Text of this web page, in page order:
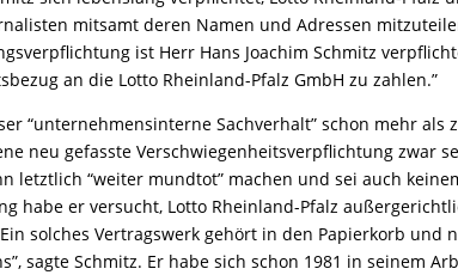
mitsamt deren Namen und Adressen
ist Herr Hans Joachim Schmitz
an die Lotto Rheinland-Pfalz GmbH zu zahlen.”
“unternehmensinterne Sachverhalt” schon mehr als
neu gefasste Verschwiegenheitsverpflichtung zwar
letztlich “weiter mundtot” machen und sei auch
habe er versucht, Lotto Rheinland-Pfalz
solches Vertragswerk gehört in den Papierkorb und
sagte Schmitz. Er habe sich schon 1981 in seinem